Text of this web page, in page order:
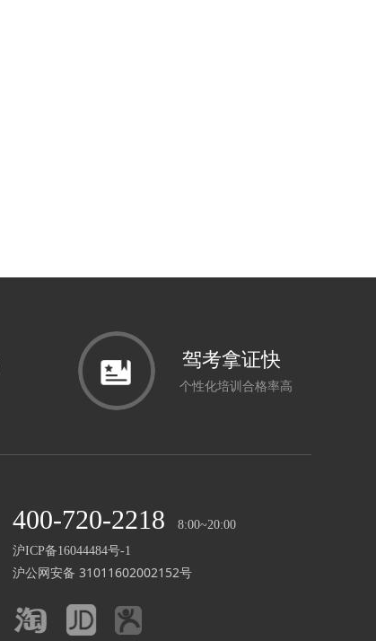
400-720-2218
8:00~20:00
沪ICP备16044484号-1
沪公网安备 31011602002152号
个性化培训合格率高
驾考拿证快